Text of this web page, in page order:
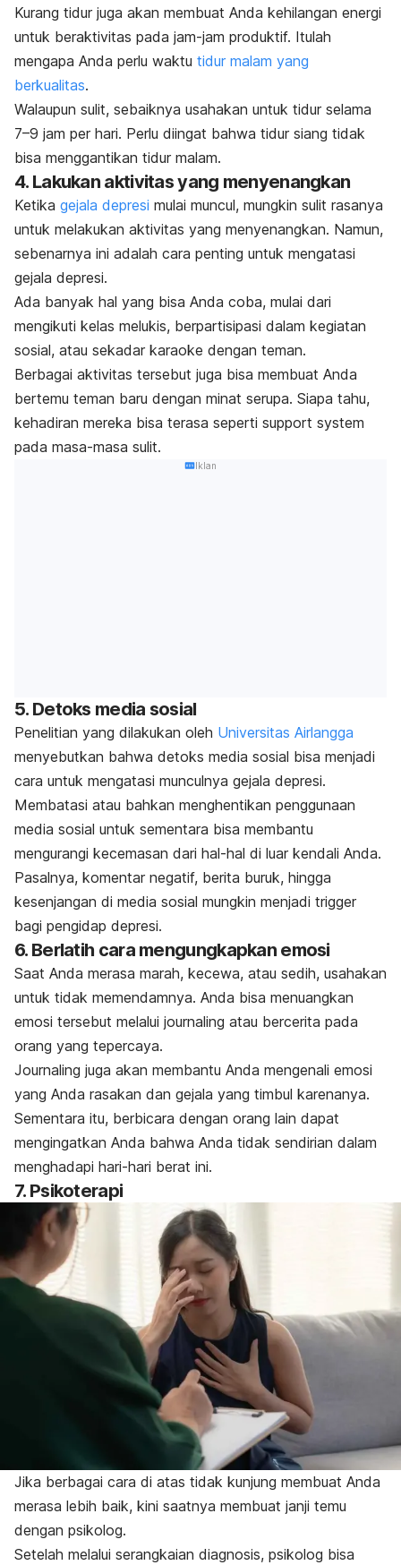
Kurang tidur juga akan membuat Anda kehilangan energi
untuk beraktivitas pada jam-jam produktif. Itulah
mengapa Anda perlu waktu tidur malam yang
berkualitas.
Walaupun sulit, sebaiknya usahakan untuk tidur selama
7–9 jam per hari. Perlu diingat bahwa tidur siang tidak
bisa menggantikan tidur malam.
4. Lakukan aktivitas yang menyenangkan
Ketika gejala depresi mulai muncul, mungkin sulit rasanya
untuk melakukan aktivitas yang menyenangkan. Namun,
sebenarnya ini adalah cara penting untuk mengatasi
gejala depresi.
Ada banyak hal yang bisa Anda coba, mulai dari
mengikuti kelas melukis, berpartisipasi dalam kegiatan
sosial, atau sekadar karaoke dengan teman.
Berbagai aktivitas tersebut juga bisa membuat Anda
bertemu teman baru dengan minat serupa. Siapa tahu,
kehadiran mereka bisa terasa seperti support system
pada masa-masa sulit.
Iklan
5. Detoks media sosial
Penelitian yang dilakukan oleh Universitas Airlangga
menyebutkan bahwa detoks media sosial bisa menjadi
cara untuk mengatasi munculnya gejala depresi.
Membatasi atau bahkan menghentikan penggunaan
media sosial untuk sementara bisa membantu
mengurangi kecemasan dari hal-hal di luar kendali Anda.
Pasalnya, komentar negatif, berita buruk, hingga
kesenjangan di media sosial mungkin menjadi trigger
bagi pengidap depresi.
6. Berlatih cara mengungkapkan emosi
Saat Anda merasa marah, kecewa, atau sedih, usahakan
untuk tidak memendamnya. Anda bisa menuangkan
emosi tersebut melalui journaling atau bercerita pada
orang yang tepercaya.
Journaling juga akan membantu Anda mengenali emosi
yang Anda rasakan dan gejala yang timbul karenanya.
Sementara itu, berbicara dengan orang lain dapat
mengingatkan Anda bahwa Anda tidak sendirian dalam
menghadapi hari-hari berat ini.
7. Psikoterapi
Jika berbagai cara di atas tidak kunjung membuat Anda
merasa lebih baik, kini saatnya membuat janji temu
dengan psikolog.
Setelah melalui serangkaian diagnosis, psikolog bisa